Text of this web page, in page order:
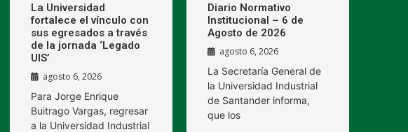
La Universidad
fortalece el vínculo con
sus egresados a través
de la jornada ‘Legado
UIS’
agosto 6, 2026
Para Jorge Enrique
Buitrago Vargas, regresar
a la Universidad Industrial
Diario Normativo
Institucional – 6 de
Agosto de 2026
agosto 6, 2026
La Secretaría General de
la Universidad Industrial
de Santander informa,
que los